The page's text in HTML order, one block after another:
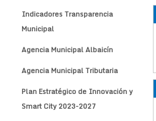
Indicadores Transparencia
Municipal
Agencia Municipal Albaicín
Agencia Municipal Tributaria
Plan Estratégico de Innovación y
Smart City 2023-2027